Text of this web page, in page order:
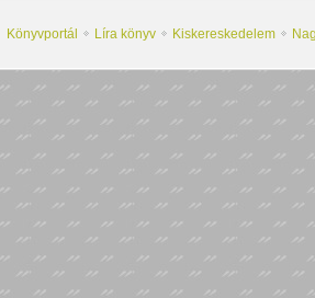
Könyvportál Líra könyv Kiskereskedelem